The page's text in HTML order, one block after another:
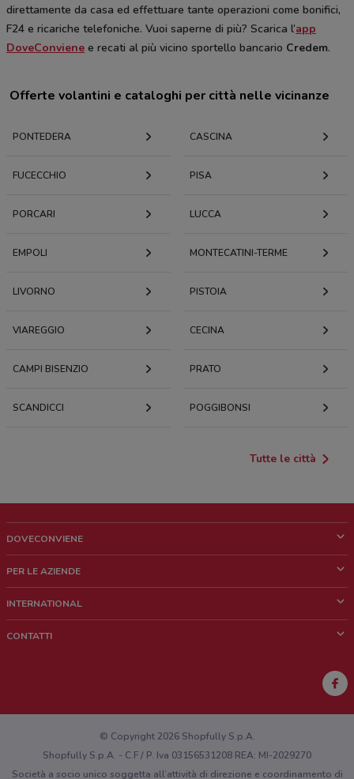
direttamente da casa ed effettuare tante operazioni come bonifici,
F24 e ricariche telefoniche. Vuoi saperne di più? Scarica l’app
DoveConviene e recati al più vicino sportello bancario Credem.
Offerte volantini e cataloghi per città nelle vicinanze
PONTEDERA CASCINA
FUCECCHIO PISA
PORCARI LUCCA
EMPOLI MONTECATINI-TERME
LIVORNO PISTOIA
VIAREGGIO CECINA
CAMPI BISENZIO PRATO
SCANDICCI POGGIBONSI
Tutte le città
DOVECONVIENE
Chi siamo
Lavora con noi
PER LE AZIENDE
Richieste commerciali e marketing
INTERNATIONAL
CONTATTI
Hai un malfunzionamento sul web o sull'app?
© Copyright 2026 Shopfully S.p.A.
Shopfully S.p.A. - C.F / P. Iva 03156531208 REA: MI-2029270
Società a socio unico soggetta all’attività di direzione e coordinamento di